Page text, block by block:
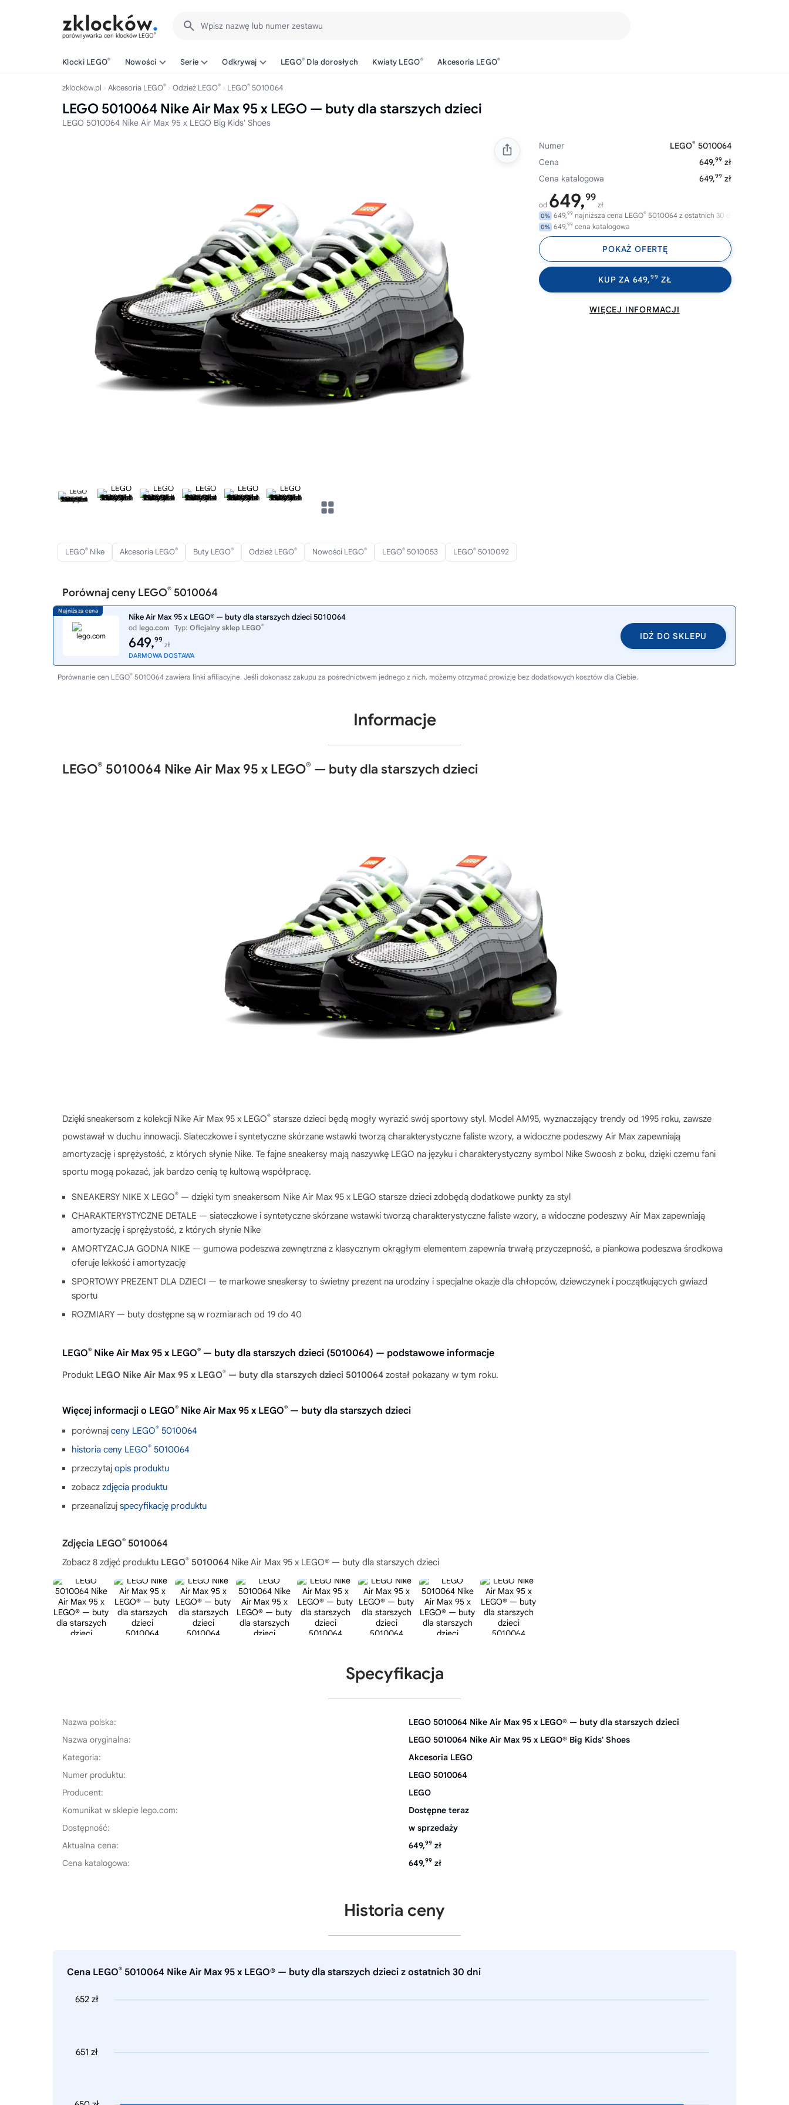
porównywarka cen klocków LEGO®
Wpisz nazwę lub numer zestawu
Klocki LEGO® Nowości Serie Odkrywaj LEGO® Dla dorosłych Kwiaty LEGO® Akcesoria LEGO®
zklocków.pl Akcesoria LEGO® Odzież LEGO® LEGO® 5010064
LEGO 5010064 Nike Air Max 95 x LEGO — buty dla starszych dzieci
LEGO 5010064 Nike Air Max 95 x LEGO Big Kids' Shoes
Numer LEGO® 5010064
Cena
649,99 zł
Cena katalogowa
649,99 zł
od 649,99
zł
0% 649,99 najniższa cena LEGO® 5010064 z ostatnich 30 dni
0% 649,99 cena katalogowa
POKAŻ OFERTĘ
KUP ZA 649,99 ZŁ
WIĘCEJ INFORMACJI
LEGO® Nike Akcesoria LEGO® Buty LEGO® Odzież LEGO® Nowości LEGO® LEGO® 5010053 LEGO® 5010092
Porównaj ceny LEGO® 5010064
Nike Air Max 95 x LEGO® — buty dla starszych dzieci 5010064
od lego.com Typ: Oficjalny sklep LEGO®
649,99
zł
DARMOWA DOSTAWA
IDŹ DO SKLEPU
Porównanie cen LEGO® 5010064 zawiera linki afiliacyjne. Jeśli dokonasz zakupu za pośrednictwem jednego z nich, możemy otrzymać prowizję bez dodatkowych kosztów dla Ciebie.
Informacje
LEGO® 5010064 Nike Air Max 95 x LEGO® — buty dla starszych dzieci
Dzięki sneakersom z kolekcji Nike Air Max 95 x LEGO® starsze dzieci będą mogły wyrazić swój sportowy styl. Model AM95, wyznaczający trendy od 1995 roku, zawsze
powstawał w duchu innowacji. Siateczkowe i syntetyczne skórzane wstawki tworzą charakterystyczne faliste wzory, a widoczne podeszwy Air Max zapewniają
amortyzację i sprężystość, z których słynie Nike. Te fajne sneakersy mają naszywkę LEGO na języku i charakterystyczny symbol Nike Swoosh z boku, dzięki czemu fani
sportu mogą pokazać, jak bardzo cenią tę kultową współpracę.
SNEAKERSY NIKE X LEGO® — dzięki tym sneakersom Nike Air Max 95 x LEGO starsze dzieci zdobędą dodatkowe punkty za styl
CHARAKTERYSTYCZNE DETALE — siateczkowe i syntetyczne skórzane wstawki tworzą charakterystyczne faliste wzory, a widoczne podeszwy Air Max zapewniają
amortyzację i sprężystość, z których słynie Nike
AMORTYZACJA GODNA NIKE — gumowa podeszwa zewnętrzna z klasycznym okrągłym elementem zapewnia trwałą przyczepność, a piankowa podeszwa środkowa
oferuje lekkość i amortyzację
SPORTOWY PREZENT DLA DZIECI — te markowe sneakersy to świetny prezent na urodziny i specjalne okazje dla chłopców, dziewczynek i początkujących gwiazd
sportu
ROZMIARY — buty dostępne są w rozmiarach od 19 do 40
LEGO® Nike Air Max 95 x LEGO® — buty dla starszych dzieci (5010064) — podstawowe informacje
Produkt LEGO Nike Air Max 95 x LEGO® — buty dla starszych dzieci 5010064 został pokazany w tym roku.
Więcej informacji o LEGO® Nike Air Max 95 x LEGO® — buty dla starszych dzieci
porównaj ceny LEGO® 5010064
historia ceny LEGO® 5010064
przeczytaj opis produktu
zobacz zdjęcia produktu
przeanalizuj specyfikację produktu
Zdjęcia LEGO® 5010064
Zobacz 8 zdjęć produktu LEGO® 5010064 Nike Air Max 95 x LEGO® — buty dla starszych dzieci
Specyfikacja
Nazwa polska:
LEGO 5010064 Nike Air Max 95 x LEGO® — buty dla starszych dzieci
Nazwa oryginalna:
LEGO 5010064 Nike Air Max 95 x LEGO® Big Kids' Shoes
Kategoria:
Akcesoria LEGO
Numer produktu:
LEGO 5010064
Producent:
LEGO
Komunikat w sklepie lego.com:
Dostępne teraz
Dostępność:
w sprzedaży
Aktualna cena:
649,99 zł
Cena katalogowa:
649,99 zł
Historia ceny
Cena LEGO® 5010064 Nike Air Max 95 x LEGO® — buty dla starszych dzieci z ostatnich 30 dni
652 zł
651 zł